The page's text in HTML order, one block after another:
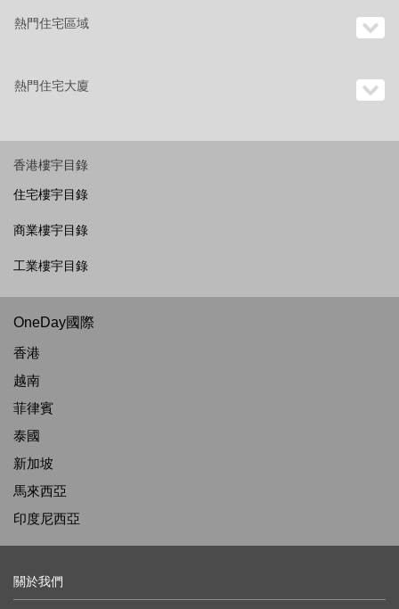
熱門住宅區域
熱門住宅大廈
香港樓宇目錄
住宅樓宇目錄
商業樓宇目錄
工業樓宇目錄
OneDay國際
香港
越南
菲律賓
泰國
新加坡
馬來西亞
印度尼西亞
關於我們